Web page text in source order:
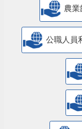
農業
公職人員